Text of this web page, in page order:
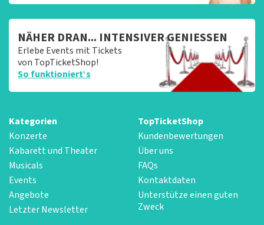
NÄHER DRAN... INTENSIVER GENIESSEN
Erlebe Events mit Tickets
von TopTicketShop!
So funktioniert‘s
Kategorien
Konzerte
Kabarett und Theater
Musicals
Events
Angebote
Letzter Newsletter
TopTicketShop
Kundenbewertungen
Über uns
FAQs
Kontaktdaten
Unterstütze einen guten
Zweck